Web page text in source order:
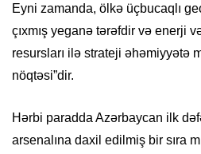
Eyni zamanda, ölkə üçbucaqlı
çıxmış yeganə tərəfdir və enerji
resursları ilə strateji əhəmiyyətə
nöqtəsi”dir.
Hərbi paradda Azərbaycan ilk
arsenalına daxil edilmiş bir sıra